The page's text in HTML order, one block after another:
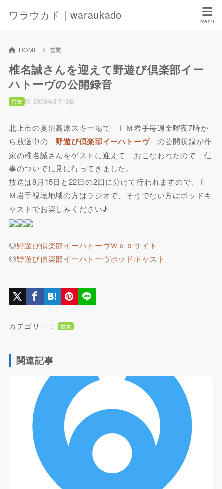
ワラウカド｜waraukado
HOME 営業
椎名誠さんを迎えて野遊び倶楽部イー
ハトーヴの公開録音
2008年8月13日
営業
北上市の夏油高原スキー場で ＦＭ岩手毎週金曜夜7時か
ら放送中の 野遊び倶楽部イーハトーヴの公開収録が作
家の椎名誠さんをゲストに迎えて おこなわれたので 仕
事のついでに見に行ってきました。
放送は8月15日と22日の2回に分けて行われますので、Ｆ
Ｍ岩手視聴地域の方はラジオで、そうでない方はポッドキ
ャストでお楽しみください♪
◎野遊び倶楽部イーハトーヴＷｅｂサイト
◎野遊び倶楽部イーハトーヴポッドキャスト
カテゴリー： 営業
関連記事